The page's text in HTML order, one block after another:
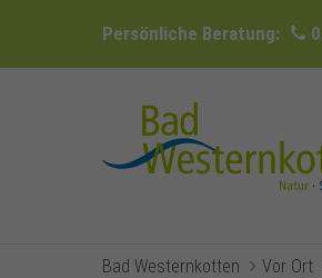
Persönliche Beratung:
Bad Westernkotten Vor Ort